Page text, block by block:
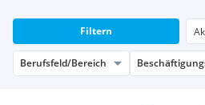
Filtern
Berufsfeld/Bereich